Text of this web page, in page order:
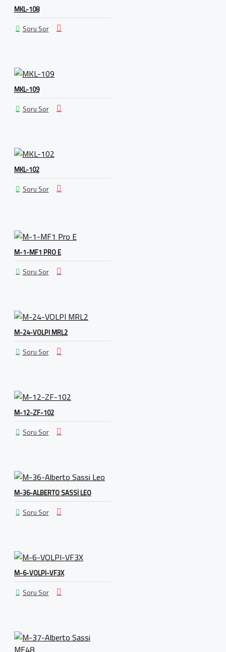
MKL-108
Soru Sor
MKL-109
Soru Sor
MKL-102
Soru Sor
M-1-MF1 PRO E
Soru Sor
M-24-VOLPI MRL2
Soru Sor
M-12-ZF-102
Soru Sor
M-36-ALBERTO SASSI LEO
Soru Sor
M-6-VOLPI-VF3X
Soru Sor